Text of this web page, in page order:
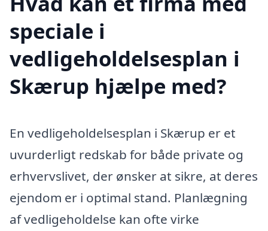
speciale i
vedligeholdelsesplan i
Skærup hjælpe med?
En vedligeholdelsesplan i Skærup er et
uvurderligt redskab for både private og
erhvervslivet, der ønsker at sikre, at deres
ejendom er i optimal stand. Planlægning
af vedligeholdelse kan ofte virke